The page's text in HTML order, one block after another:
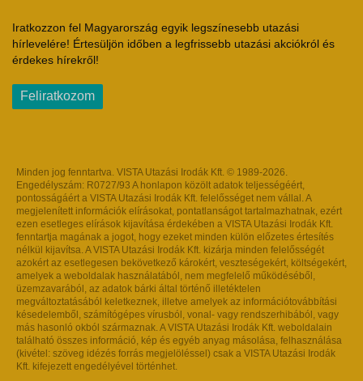
Iratkozzon fel Magyarország egyik legszínesebb utazási
hírlevelére! Értesüljön időben a legfrissebb utazási akciókról és
érdekes hírekről!
Feliratkozom
Minden jog fenntartva. VISTA Utazási Irodák Kft. © 1989-2026.
Engedélyszám: R0727/93 A honlapon közölt adatok teljességéért,
pontosságáért a VISTA Utazási Irodák Kft. felelősséget nem vállal. A
megjelenített információk elírásokat, pontatlanságot tartalmazhatnak, ezért
ezen esetleges elírások kijavítása érdekében a VISTA Utazási Irodák Kft.
fenntartja magának a jogot, hogy ezeket minden külön előzetes értesítés
nélkül kijavítsa. A VISTA Utazási Irodák Kft. kizárja minden felelősségét
azokért az esetlegesen bekövetkező károkért, veszteségekért, költségekért,
amelyek a weboldalak használatából, nem megfelelő működéséből,
üzemzavarából, az adatok bárki által történő illetéktelen
megváltoztatásából keletkeznek, illetve amelyek az információtovábbítási
késedelemből, számítógépes vírusból, vonal- vagy rendszerhibából, vagy
más hasonló okból származnak. A VISTA Utazási Irodák Kft. weboldalain
található összes információ, kép és egyéb anyag másolása, felhasználása
(kivétel: szöveg idézés forrás megjelöléssel) csak a VISTA Utazási Irodák
Kft. kifejezett engedélyével történhet.